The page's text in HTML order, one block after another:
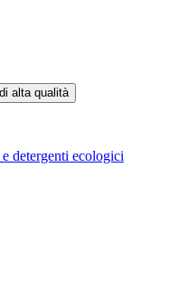
detergenti ecologici